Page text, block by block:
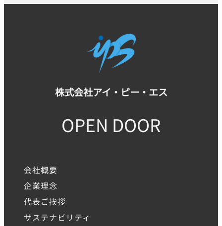
株式会社アイ・ピー・エス
OPEN DOOR
会社概要
企業理念
代表ご挨拶
サステナビリティ